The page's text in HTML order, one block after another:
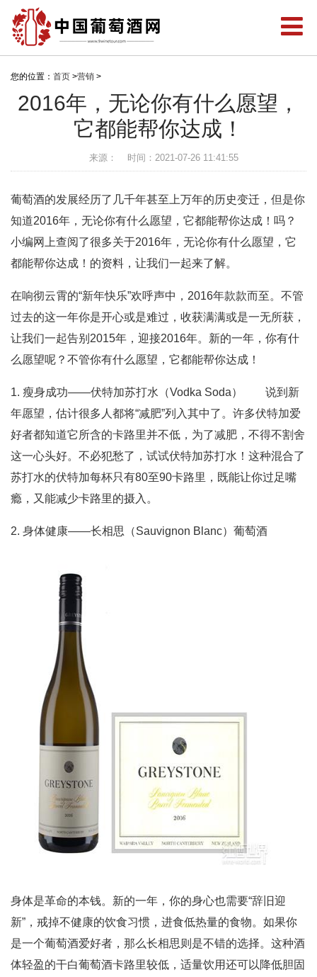
您的位置： 首页 >营销 >
2016年，无论你有什么愿望，
它都能帮你达成！
来源： 时间：2021-07-26 11:41:55
葡萄酒的发展经历了几千年甚至上万年的历史变迁，但是你
知道2016年，无论你有什么愿望，它都能帮你达成！吗？
小编网上查阅了很多关于2016年，无论你有什么愿望，它
都能帮你达成！的资料，让我们一起来了解。
在响彻云霄的“新年快乐”欢呼声中，2016年款款而至。不管
过去的这一年你是开心或是难过，收获满满或是一无所获，
让我们一起告别2015年，迎接2016年。新的一年，你有什
么愿望呢？不管你有什么愿望，它都能帮你达成！
1. 瘦身成功——伏特加苏打水（Vodka Soda） 说到新
年愿望，估计很多人都将“减肥”列入其中了。许多伏特加爱
好者都知道它所含的卡路里并不低，为了减肥，不得不割舍
这一心头好。不必犯愁了，试试伏特加苏打水！这种混合了
苏打水的伏特加每杯只有80至90卡路里，既能让你过足嘴
瘾，又能减少卡路里的摄入。
2. 身体健康——长相思（Sauvignon Blanc）葡萄酒
身体是革命的本钱。新的一年，你的身心也需要“辞旧迎
新”，戒掉不健康的饮食习惯，进食低热量的食物。如果你
是一个葡萄酒爱好者，那么长相思则是不错的选择。这种酒
体轻盈的干白葡萄酒卡路里较低，适量饮用还可以降低胆固